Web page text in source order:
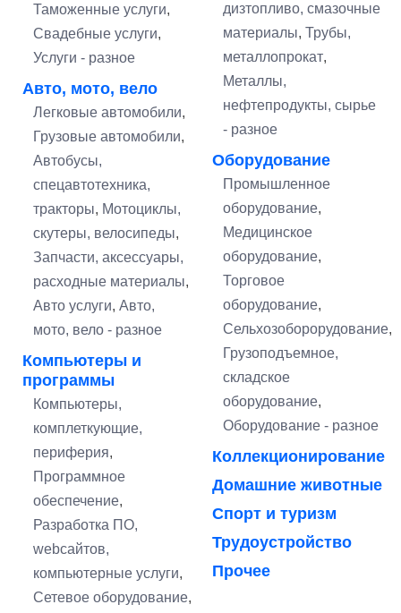
Таможенные услуги,
Свадебные услуги,
Услуги - разное
Авто, мото, вело
Легковые автомобили,
Грузовые автомобили,
Автобусы,
спецавтотехника,
тракторы, Мотоциклы,
скутеры, велосипеды,
Запчасти, аксессуары,
расходные материалы,
Авто услуги, Авто,
мото, вело - разное
Компьютеры и
программы
Компьютеры,
комплеткующие,
периферия,
Программное
обеспечение,
Разработка ПО,
webсайтов,
компьютерные услуги,
Сетевое оборудование,
дизтопливо, смазочные
материалы, Трубы,
металлопрокат,
Металлы,
нефтепродукты, сырье
- разное
Оборудование
Промышленное
оборудование,
Медицинское
оборудование,
Торговое
оборудование,
Сельхозоборорудование,
Грузоподъемное,
складское
оборудование,
Оборудование - разное
Коллекционирование
Домашние животные
Спорт и туризм
Трудоустройство
Прочее